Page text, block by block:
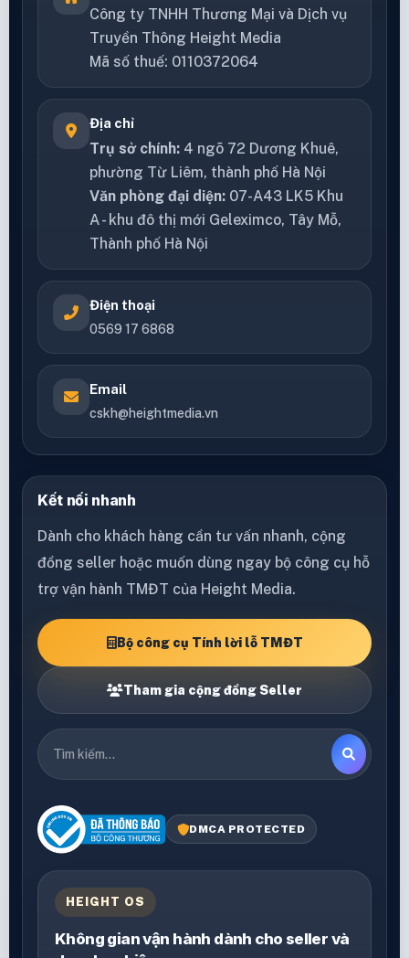
Công ty TNHH Thương Mại và Dịch vụ
Truyền Thông Height Media
Mã số thuế: 0110372064
Địa chỉ
Trụ sở chính: 4 ngõ 72 Dương Khuê,
phường Từ Liêm, thành phố Hà Nội
Văn phòng đại diện: 07-A43 LK5 Khu
A - khu đô thị mới Geleximco, Tây Mỗ,
Thành phố Hà Nội
Điện thoại
0569 17 6868
Email
cskh@heightmedia.vn
Kết nối nhanh
Dành cho khách hàng cần tư vấn nhanh, cộng
đồng seller hoặc muốn dùng ngay bộ công cụ hỗ
trợ vận hành TMĐT của Height Media.
Bộ công cụ Tính lời lỗ TMĐT
Tham gia cộng đồng Seller
DMCA PROTECTED
HEIGHT OS
Không gian vận hành dành cho seller và